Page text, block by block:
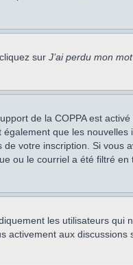
sur J’ai perdu mon
de la COPPA est activé
que les nouvelles
votre inscription. Si vous
ou le courriel a été filtré en
les utilisateurs qui
activement aux discussions